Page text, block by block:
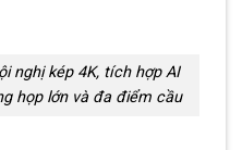
nghị kép 4K, tích hợp AI
họp lớn và đa điểm cầu